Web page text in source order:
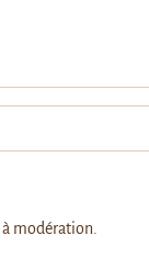
modération.